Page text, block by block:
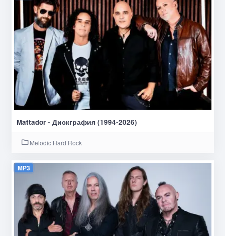
Mattador - Дискграфия (1994-2026)
Melodic Hard Rock
MP3